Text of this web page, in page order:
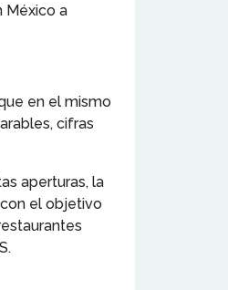
México a
en el mismo
cifras
aperturas, la
el objetivo